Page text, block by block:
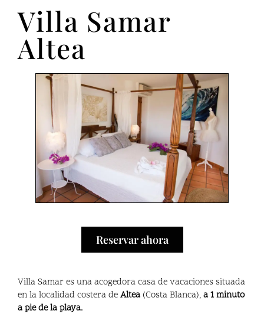
Villa Samar
Altea
Reservar ahora
Villa Samar es una acogedora casa de vacaciones situada
en la localidad costera deAltea (Costa Blanca),a 1 minuto
a pie de la playa.